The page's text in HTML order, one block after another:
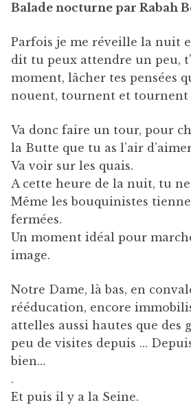
Balade nocturne par Rabah
Parfois je me réveille la nuit
dit tu peux attendre un peu,
moment, lâcher tes pensées
nouent, tournent et tournent
Va donc faire un tour, pour
la Butte que tu as l’air
Va voir sur les quais.
A cette heure de la nuit, tu ne
Même les bouquinistes
fermées.
Un moment idéal pour
image.
Notre Dame, là bas, en
rééducation, encore
attelles aussi hautes que des
peu de visites depuis …
bien…
.
Et puis il y a la Seine.